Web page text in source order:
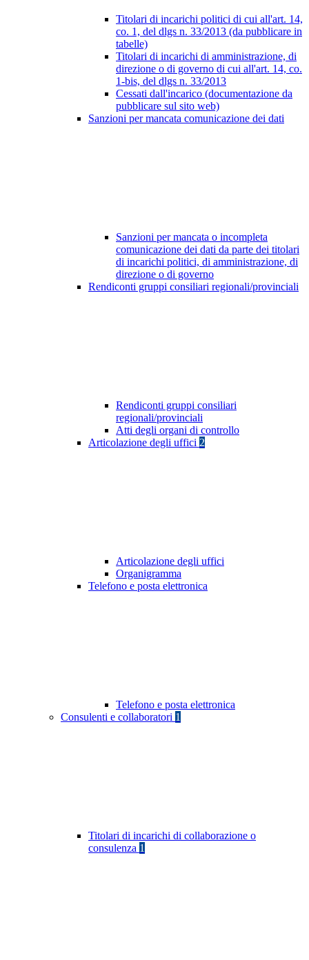
Titolari di incarichi politici di cui all'art. 14,
co. 1, del dlgs n. 33/2013 (da pubblicare in
tabelle)
Titolari di incarichi di amministrazione, di
direzione o di governo di cui all'art. 14, co.
1-bis, del dlgs n. 33/2013
Cessati dall'incarico (documentazione da
pubblicare sul sito web)
Sanzioni per mancata comunicazione dei dati
Sanzioni per mancata o incompleta
comunicazione dei dati da parte dei titolari
di incarichi politici, di amministrazione, di
direzione o di governo
Rendiconti gruppi consiliari regionali/provinciali
Rendiconti gruppi consiliari
regionali/provinciali
Atti degli organi di controllo
Articolazione degli uffici 2
Articolazione degli uffici
Organigramma
Telefono e posta elettronica
Telefono e posta elettronica
Consulenti e collaboratori 1
Titolari di incarichi di collaborazione o
consulenza 1